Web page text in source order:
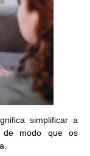
simplificar a
de modo que os